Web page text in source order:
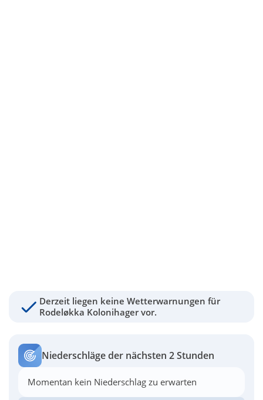
Derzeit liegen keine Wetterwarnungen für
Rodeløkka Kolonihager vor.
Niederschläge der nächsten 2 Stunden
Momentan kein Niederschlag zu erwarten